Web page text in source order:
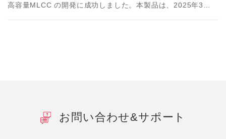
高容量MLCC の開発に成功しました。本製品は、2025年3…
お問い合わせ&サポート